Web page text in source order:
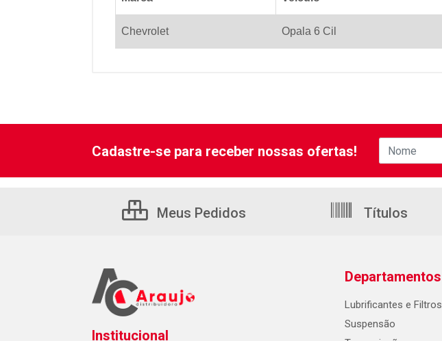
Chevrolet Opala 6 Cil
Cadastre-se para receber nossas ofertas!
Meus Pedidos Títulos
Institucional
Departamentos
Lubrificantes e Filtros
Suspensão